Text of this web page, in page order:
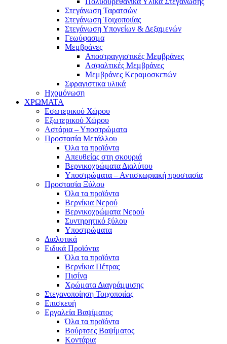
Στεγάνωση Ταρατσών
Στεγάνωση Τοιχοποιίας
Στεγάνωση Υπογείων & Δεξαμενών
Γεωύφασμα
Μεμβράνες
Αποστραγγιστικές Μεμβράνες
Ασφαλτικές Μεμβράνες
Μεμβράνες Κεραμοσκεπών
Σφραγιστικα υλικά
Ηχομόνωση
ΧΡΩΜΑΤΑ
Εσωτερικού Χώρου
Εξωτερικού Χώρου
Αστάρια – Υποστρώματα
Προστασία Μετάλλου
Όλα τα προϊόντα
Απευθείας στη σκουριά
Βερνικοχρώματα Διαλύτου
Υποστρώματα – Αντισκωριακή προστασία
Προστασία Ξύλου
Όλα τα προϊόντα
Βερνίκια Νερού
Βερνικοχρώματα Νερού
Συντηρητικό ξύλου
Υποστρώματα
Διαλυτικά
Ειδικά Προϊόντα
Όλα τα προϊόντα
Βερνίκια Πέτρας
Πισίνα
Χρώματα Διαγράμμισης
Στεγανοποίηση Τοιχοποιίας
Επισκευή
Εργαλεία Βαψίματος
Όλα τα προϊόντα
Βούρτσες Βαψίματος
Κοντάρια